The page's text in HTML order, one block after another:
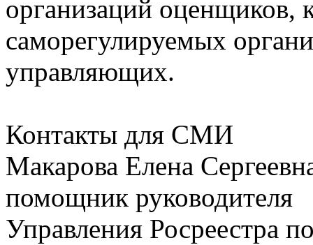
организаций оценщиков,
саморегулируемых
управляющих.
Контакты для СМИ
Макарова Елена
помощник руководителя
Управления Росреестра